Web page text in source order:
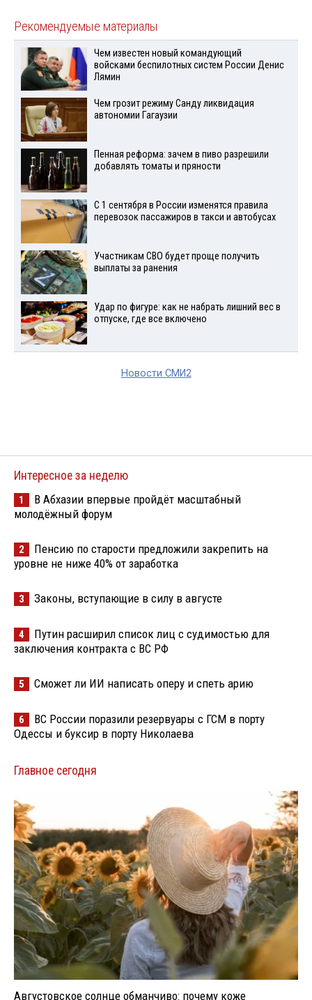
Рекомендуемые материалы
Чем известен новый командующий
войсками беспилотных систем России Денис
Лямин
Чем грозит режиму Санду ликвидация
автономии Гагаузии
Пенная реформа: зачем в пиво разрешили
добавлять томаты и пряности
С 1 сентября в России изменятся правила
перевозок пассажиров в такси и автобусах
Участникам СВО будет проще получить
выплаты за ранения
Удар по фигуре: как не набрать лишний вес в
отпуске, где все включено
Новости СМИ2
Интересное за неделю
1
В Абхазии впервые пройдёт масштабный
молодёжный форум
2
Пенсию по старости предложили закрепить на
уровне не ниже 40% от заработка
3 Законы, вступающие в силу в августе
4
Путин расширил список лиц с судимостью для
заключения контракта с ВС РФ
5 Сможет ли ИИ написать оперу и спеть арию
6
ВС России поразили резервуары с ГСМ в порту
Одессы и буксир в порту Николаева
Главное сегодня
Августовское солнце обманчиво: почему коже